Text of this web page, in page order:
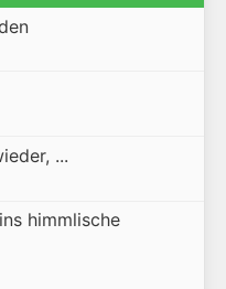
...
himmlische